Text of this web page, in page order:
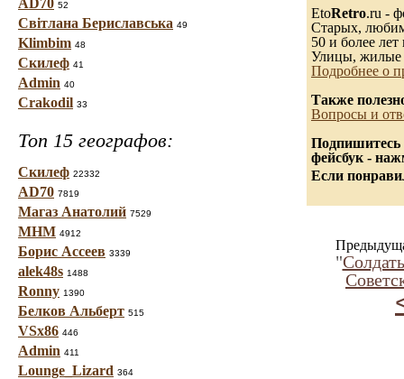
AD70 52
Світлана Бериславська 49
Klimbim 48
Скилеф 41
Admin 40
Crakodil 33
Топ 15 географов:
Скилеф 22332
AD70 7819
Магаз Анатолий 7529
МНМ 4912
Борис Ассеев 3339
alek48s 1488
Ronny 1390
Белков Альберт 515
VSx86 446
Admin 411
Lounge_Lizard 364
EtoRetro.ru -
Старых,
50 и более лет
Улицы, жилые
Подробнее о
Также
Вопросы и
Подпишитесь
фейсбук -
Если
"